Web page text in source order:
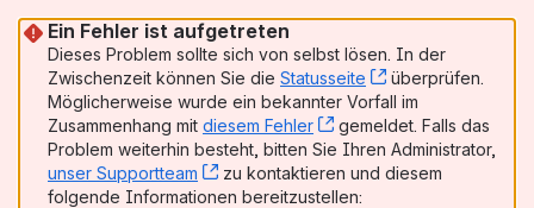
Ein Fehler ist aufgetreten
Dieses Problem sollte sich von selbst lösen. In der
Zwischenzeit können Sie die Statusseite , (opens new
überprüfen.
Möglicherweise wurde ein bekannter Vorfall im
Zusammenhang mit diesem Fehler , (opens new window)
gemeldet. Falls das
Problem weiterhin besteht, bitten Sie Ihren Administrator,
unser Supportteam
, (opens new window)
zu kontaktieren und diesem
folgende Informationen bereitzustellen: